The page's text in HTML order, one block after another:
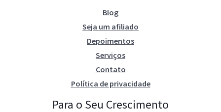
Blog
Seja um afiliado
Depoimentos
Serviços
Contato
Política de privacidade
Para o Seu Crescimento